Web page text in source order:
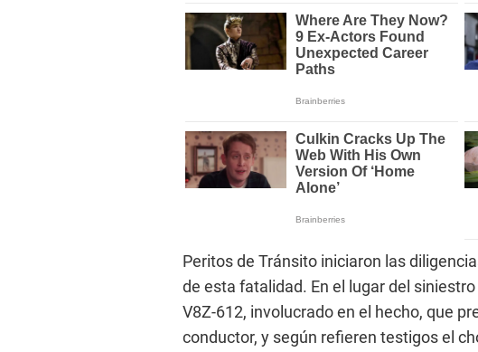
Peritos de Tránsito iniciaron las
de esta fatalidad. En el lugar del
V8Z-612, involucrado en el hecho, que
conductor, y según refieren testigos el